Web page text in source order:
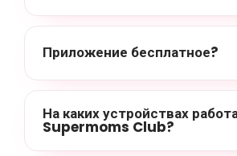
Приложение бесплатное?
На каких устройствах
Supermoms Club?